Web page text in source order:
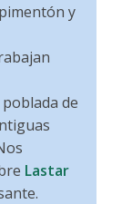
y
de
Lastar